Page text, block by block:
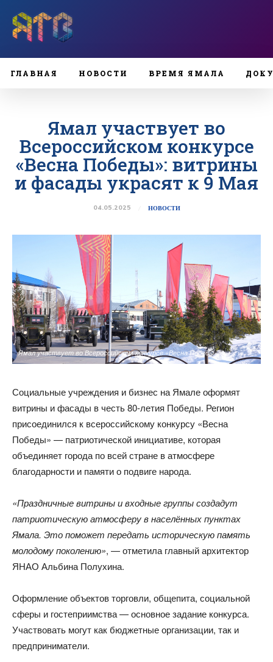
ГЛАВНАЯ НОВОСТИ ВРЕМЯ ЯМАЛА
Ямал участвует во
Всероссийском конкурсе
«Весна Победы»: витрины
и фасады украсят к 9 Мая
04.05.2025 НОВОСТИ
Ямал участвует во Всероссийском конкурсе «Весна Победы»
Социальные учреждения и бизнес на Ямале оформят
витрины и фасады в честь 80-летия Победы. Регион
присоединился к всероссийскому конкурсу «Весна
Победы» — патриотической инициативе, которая
объединяет города по всей стране в атмосфере
благодарности и памяти о подвиге народа.
«Праздничные витрины и входные группы создадут
патриотическую атмосферу в населённых пунктах
Ямала. Это поможет передать историческую память
молодому поколению», — отметила главный архитектор
ЯНАО Альбина Полухина.
Оформление объектов торговли, общепита, социальной
сферы и гостеприимства — основное задание конкурса.
Участвовать могут как бюджетные организации, так и
предприниматели.